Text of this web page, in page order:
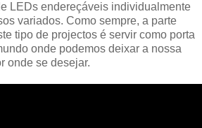
LEDs endereçáveis individualmente
variados. Como sempre, a parte
tipo de projectos é servir como porta
onde podemos deixar a nossa
onde se desejar.